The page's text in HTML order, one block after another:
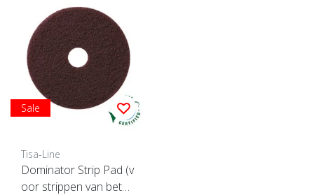
Sale
Tisa-Line
Dominator Strip Pad (v
oor strippen van beton